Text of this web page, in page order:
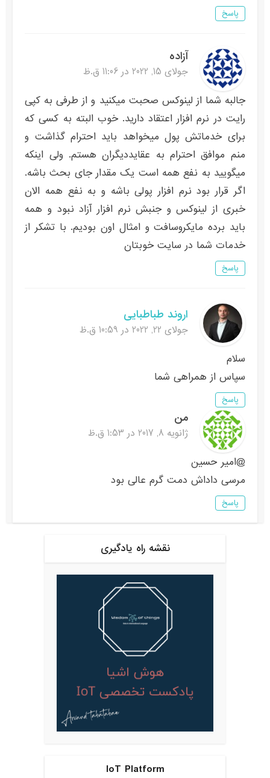
پاسخ
آزاده
جولای 15, 2022 در 11:06 ق.ظ
جالبه شما از لینوکس صحبت میکنید و از طرفی به کپی
رایت در نرم افزار اعتقاد دارید. خوب البته به کسی که
برای خدماتش پول میخواهد باید احترام گذاشت و
منم موافق احترام به عقایددیگران هستم. ولی اینکه
میگویید به نفع همه است یک مقدار جای بحث باشه.
اگر قرار بود نرم افزار پولی باشه و به نفع همه الان
خبری از لینوکس و جنبش نرم افزار آزاد نبود و همه
باید برده مایکروسافت و امثال اون بودیم. با تشکر از
خدمات شما در سایت خوبتان
پاسخ
اروند طباطبایی
جولای 22, 2022 در 10:59 ق.ظ
سلام
سپاس از همراهی شما
پاسخ
من
ژانویه 8, 2017 در 1:53 ق.ظ
@امیر حسین
مرسى داداش دمت گرم عالی بود
پاسخ
نقشه راه یادگیری
IoT Platform